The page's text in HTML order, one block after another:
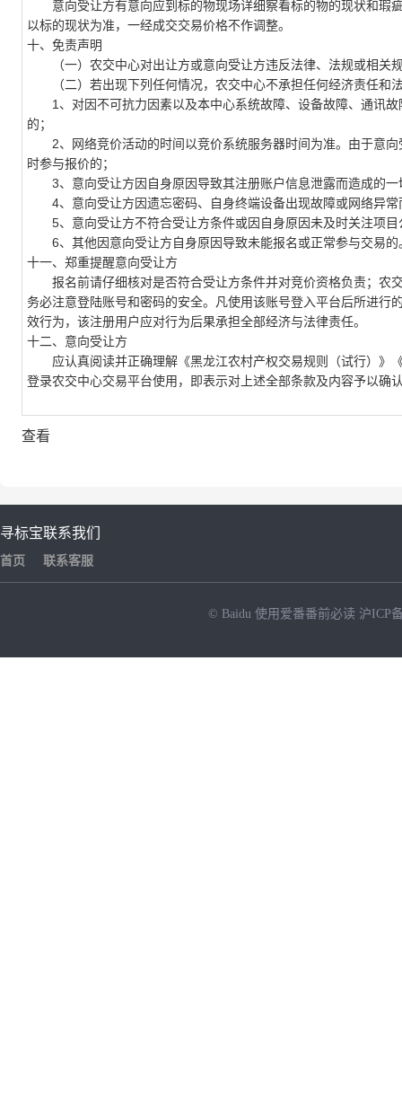
意向受让方有意向应到标的物现场详细察看标的物的现状和瑕
以标的现状为准，一经成交交易价格不作调整。
十、免责声明
（一）农交中心对出让方或意向受让方违反法律、法规或相关
（二）若出现下列任何情况，农交中心不承担任何经济责任和
1、对因不可抗力因素以及本中心系统故障、设备故障、通讯故
的；
2、网络竞价活动的时间以竞价系统服务器时间为准。由于意向
时参与报价的；
3、意向受让方因自身原因导致其注册账户信息泄露而造成的一
4、意向受让方因遗忘密码、自身终端设备出现故障或网络异常
5、意向受让方不符合受让方条件或因自身原因未及时关注项目
6、其他因意向受让方自身原因导致未能报名或正常参与交易的
十一、郑重提醒意向受让方
报名前请仔细核对是否符合受让方条件并对竞价资格负责；农
务必注意登陆账号和密码的安全。凡使用该账号登入平台后所进
效行为，该注册用户应对行为后果承担全部经济与法律责任。
十二、意向受让方
应认真阅读并正确理解《黑龙江农村产权交易规则（试行）》
登录农交中心交易平台使用，即表示对上述全部条款及内容予以确
查看
寻标宝
首页
联系我们
联系客服
© Baidu 使用爱番番前必读 沪ICP